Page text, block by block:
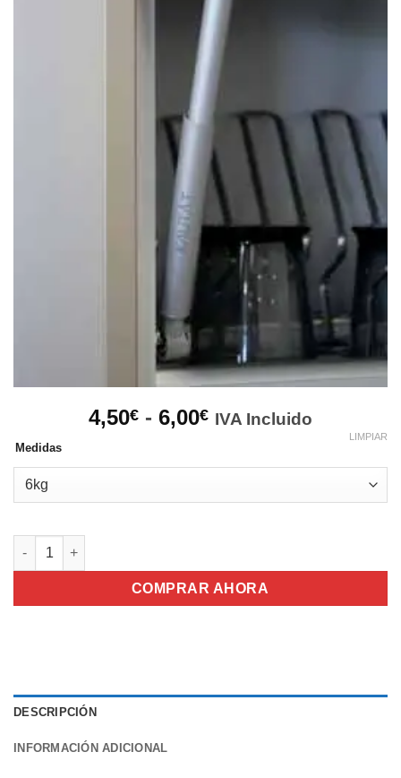
4,50€ - 6,00€Rango
4,50€
IVA Incluido
Medidas
LIMPIAR
PISTON GAS PUERTA ELEVABLE MADERA cantidad
COMPRAR AHORA
DESCRIPCIÓN
INFORMACIÓN ADICIONAL